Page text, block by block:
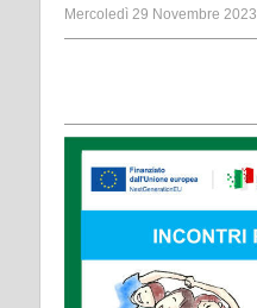
Mercoledì 29 Novembre 2023